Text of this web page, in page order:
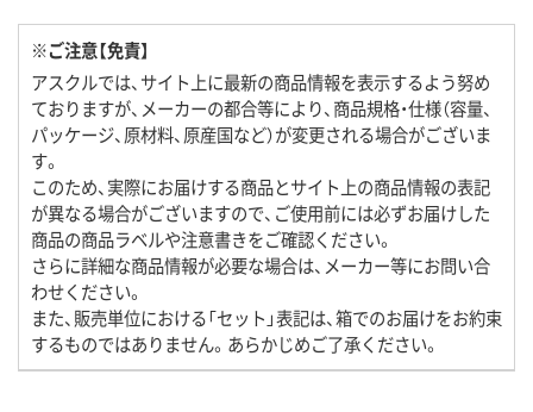
※ご注意【免責】
アスクルでは、サイト上に最新の商品情報を表示するよう努め
ておりますが、メーカーの都合等により、商品規格・仕様（容量、
パッケージ、原材料、原産国など）が変更される場合がございま
す。
このため、実際にお届けする商品とサイト上の商品情報の表記
が異なる場合がございますので、ご使用前には必ずお届けした
商品の商品ラベルや注意書きをご確認ください。
さらに詳細な商品情報が必要な場合は、メーカー等にお問い合
わせください。
また、販売単位における「セット」表記は、箱でのお届けをお約束
するものではありません。あらかじめご了承ください。